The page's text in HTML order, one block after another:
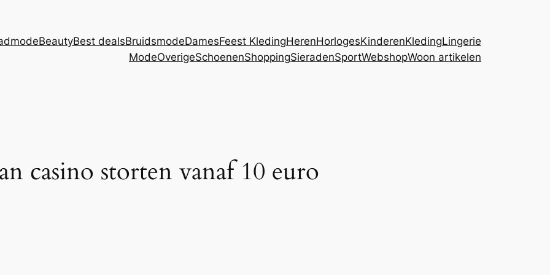
BeautyBest dealsBruidsmodeDamesFeest KledingHerenHorlogesKinderenKledingLingerie
ModeOverigeSchoenenShoppingSieradenSportWebshopWoon artikelen
casino storten vanaf 10 euro